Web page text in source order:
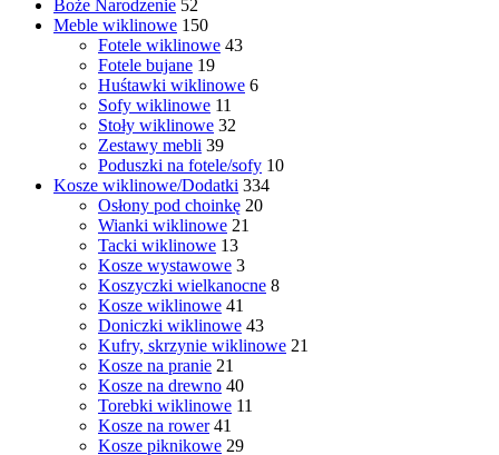
Boże Narodzenie 52
Meble wiklinowe 150
Fotele wiklinowe 43
Fotele bujane 19
Huśtawki wiklinowe 6
Sofy wiklinowe 11
Stoły wiklinowe 32
Zestawy mebli 39
Poduszki na fotele/sofy 10
Kosze wiklinowe/Dodatki 334
Osłony pod choinkę 20
Wianki wiklinowe 21
Tacki wiklinowe 13
Kosze wystawowe 3
Koszyczki wielkanocne 8
Kosze wiklinowe 41
Doniczki wiklinowe 43
Kufry, skrzynie wiklinowe 21
Kosze na pranie 21
Kosze na drewno 40
Torebki wiklinowe 11
Kosze na rower 41
Kosze piknikowe 29